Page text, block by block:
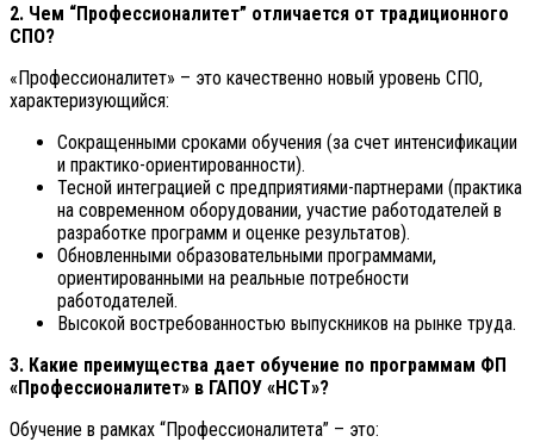
2. Чем “Профессионалитет” отличается от традиционного
СПО?
«Профессионалитет» – это качественно новый уровень СПО,
характеризующийся:
Сокращенными сроками обучения (за счет интенсификации
и практико-ориентированности).
Тесной интеграцией с предприятиями-партнерами (практика
на современном оборудовании, участие работодателей в
разработке программ и оценке результатов).
Обновленными образовательными программами,
ориентированными на реальные потребности
работодателей.
Высокой востребованностью выпускников на рынке труда.
3. Какие преимущества дает обучение по программам ФП
«Профессионалитет» в ГАПОУ «НСТ»?
Обучение в рамках “Профессионалитета” – это: